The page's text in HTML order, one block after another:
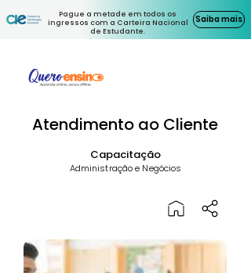
Pague a metade em todos os
ingressos com a Carteira Nacional
de Estudante.
Saiba mais
Atendimento ao Cliente
Capacitação
Administração e Negócios